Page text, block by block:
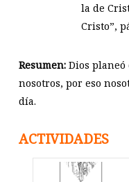
la de
Cristo”,
Resumen: Dios
nosotros, por eso
día.
ACTIVIDADES